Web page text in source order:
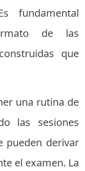
fundamental
de las
que
una rutina de
las sesiones
pueden derivar
el examen. La